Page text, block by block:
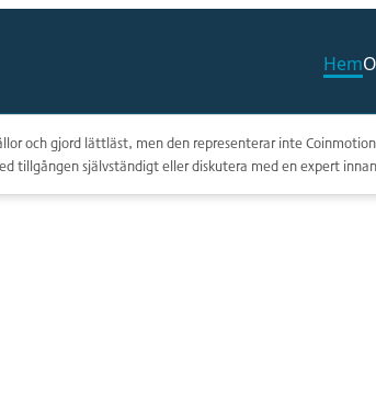
Hem
och gjord lättläst, men den representerar inte
tillgången självständigt eller diskutera med en expert